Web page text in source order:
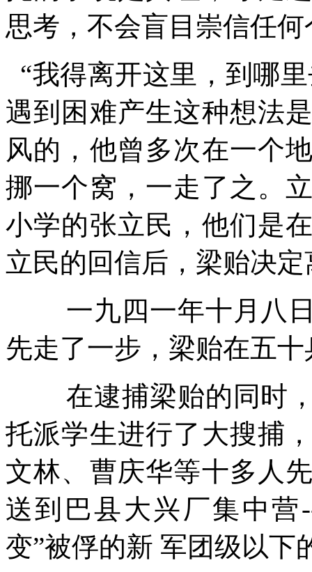
思考，不会盲目崇信任何
“我得离开这里，到哪
遇到困难产生这种想法
风的，他曾多次在一个
挪一个窝，一走了之。
小学的张立民，他们是
立民的回信后，梁贻决
一九四一年十月八
先走了一步，梁贻在五
在逮捕梁贻的同时
托派学生进行了大搜捕
文林、曹庆华等十多人
送到巴县大兴厂集中营
变”被俘的新 军团级以下